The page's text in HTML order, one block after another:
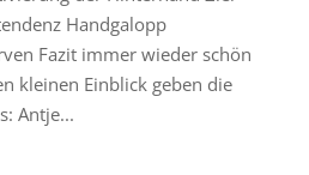
Handgalopp
Fazit immer wieder schön
kleinen Einblick geben die
Antje...